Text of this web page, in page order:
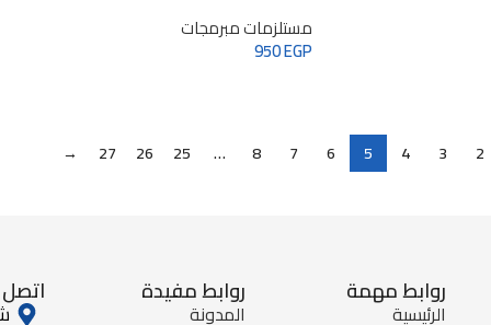
مستلزمات مبرمجات
950EGP
2
3
4
5
6
7
8
…
25
26
27
→
روابط مهمة
الرئيسية
روابط مفيدة
المدونة
اتصل